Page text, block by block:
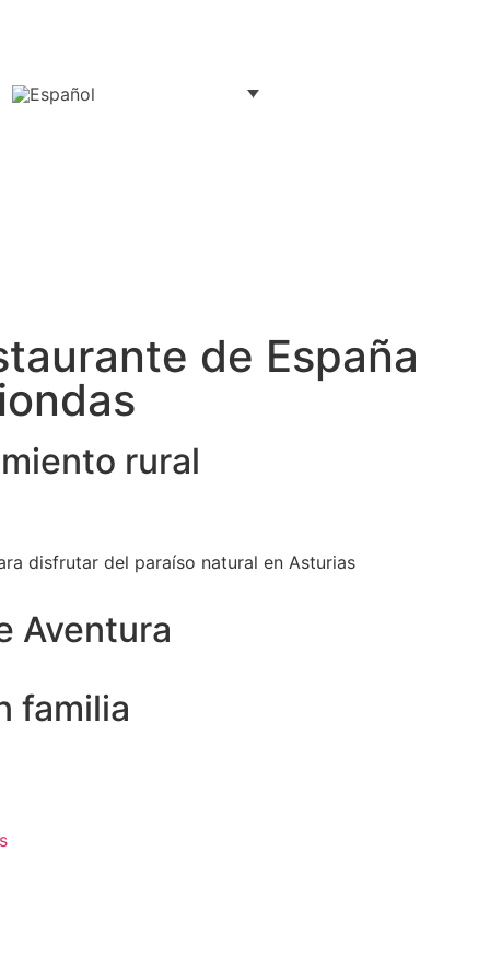
de España
rural
disfrutar del paraíso natural en Asturias
Aventura
familia